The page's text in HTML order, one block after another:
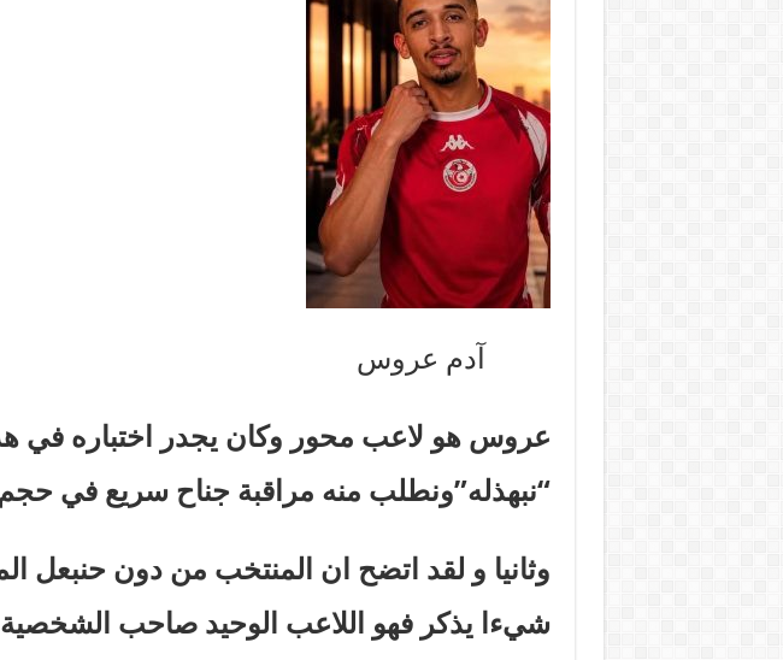
آدم عروس
عروس هو لاعب محور وكان يجدر اختباره في
“نبهذله”ونطلب منه مراقبة جناح سريع في حجم
وثانيا و لقد اتضح ان المنتخب من دون حنبعل
شيءا يذكر فهو اللاعب الوحيد صاحب الشخصية